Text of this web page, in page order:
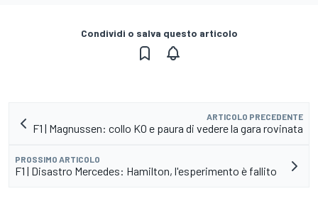
Condividi o salva questo articolo
ARTICOLO PRECEDENTE
F1 | Magnussen: collo KO e paura di vedere la gara rovinata
PROSSIMO ARTICOLO
F1 | Disastro Mercedes: Hamilton, l'esperimento è fallito